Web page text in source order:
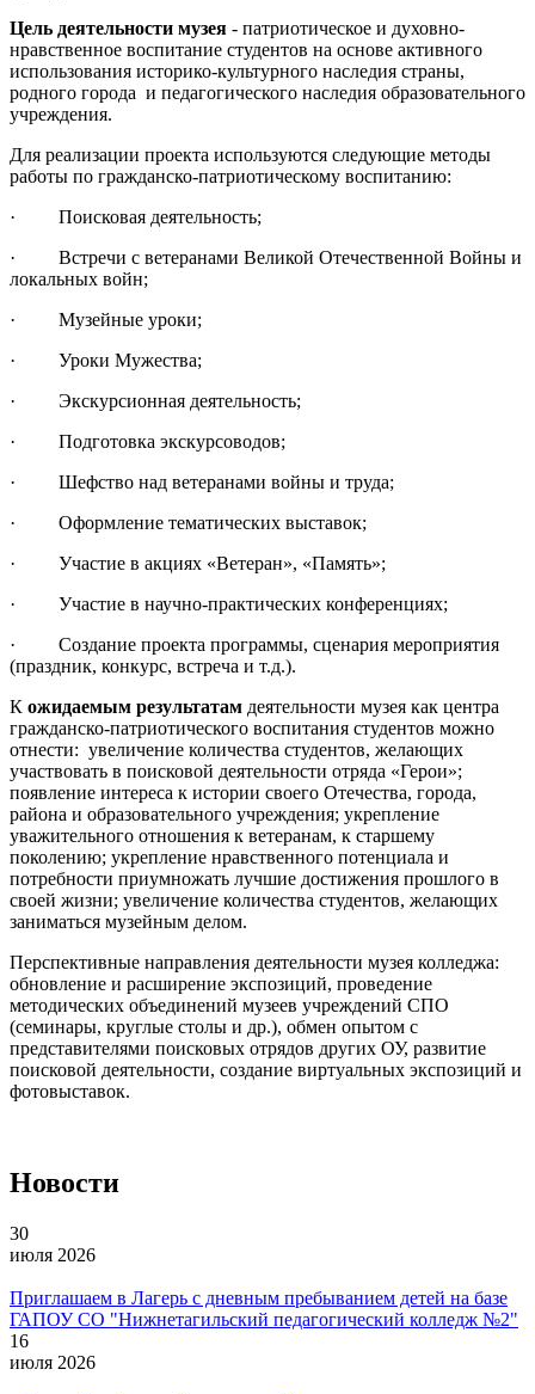
Цель деятельности музея - патриотическое и духовно-
нравственное воспитание студентов на основе активного
использования историко-культурного наследия страны,
родного города и педагогического наследия образовательного
учреждения.
Для реализации проекта используются следующие методы
работы по гражданско-патриотическому воспитанию:
· Поисковая деятельность;
· Встречи с ветеранами Великой Отечественной Войны и
локальных войн;
· Музейные уроки;
· Уроки Мужества;
· Экскурсионная деятельность;
· Подготовка экскурсоводов;
· Шефство над ветеранами войны и труда;
· Оформление тематических выставок;
· Участие в акциях «Ветеран», «Память»;
· Участие в научно-практических конференциях;
· Создание проекта программы, сценария мероприятия
(праздник, конкурс, встреча и т.д.).
К ожидаемым результатам деятельности музея как центра
гражданско-патриотического воспитания студентов можно
отнести: увеличение количества студентов, желающих
участвовать в поисковой деятельности отряда «Герои»;
появление интереса к истории своего Отечества, города,
района и образовательного учреждения; укрепление
уважительного отношения к ветеранам, к старшему
поколению; укрепление нравственного потенциала и
потребности приумножать лучшие достижения прошлого в
своей жизни; увеличение количества студентов, желающих
заниматься музейным делом.
Перспективные направления деятельности музея колледжа:
обновление и расширение экспозиций, проведение
методических объединений музеев учреждений СПО
(семинары, круглые столы и др.), обмен опытом с
представителями поисковых отрядов других ОУ, развитие
поисковой деятельности, создание виртуальных экспозиций и
фотовыставок.
Новости
30
июля 2026
Приглашаем в Лагерь с дневным пребыванием детей на базе
ГАПОУ СО "Нижнетагильский педагогический колледж №2"
16
июля 2026